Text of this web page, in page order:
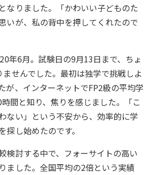
なりました。「かわいい子どものた
いが、私の背中を押してくれたので
年6月。試験日の9月13日まで、ちょ
ませんでした。最初は独学で挑戦しよ
が、インターネットでFP2級の平均学
間と知り、焦りを感じました。「こ
ない」という不安から、効率的に学
探し始めたのです。
検討する中で、フォーサイトの高い
ました。全国平均の2倍という実績